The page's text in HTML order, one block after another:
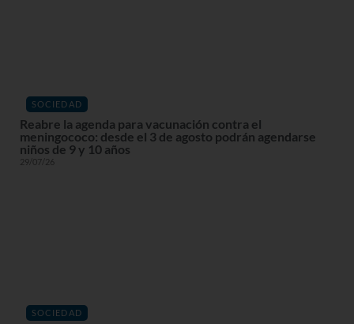
SOCIEDAD
Reabre la agenda para vacunación contra el
meningococo: desde el 3 de agosto podrán agendarse
niños de 9 y 10 años
29/07/26
SOCIEDAD